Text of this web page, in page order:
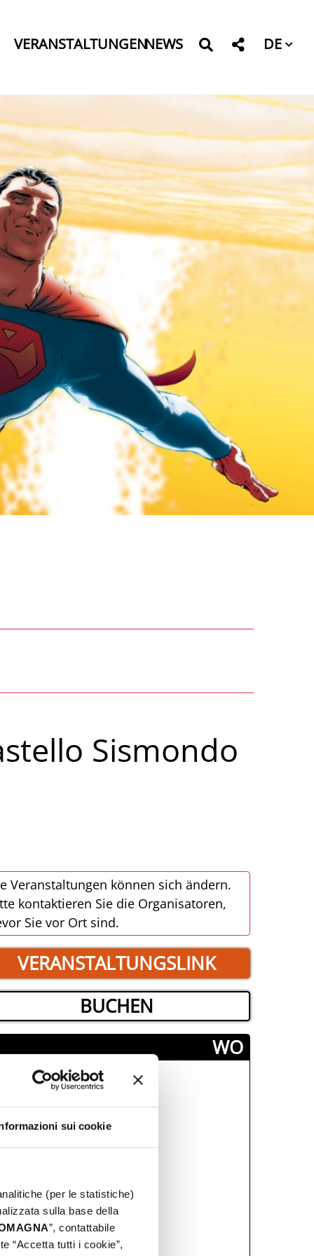
sui cookie
(per le statistiche)
sulla base della
”, contattabile
“Accetta tutti i cookie”,
VERANSTALTUNGENNEWS DE
Sismondo
Veranstaltungen können sich ändern.
kontaktieren Sie die Organisatoren,
Sie vor Ort sind.
VERANSTALTUNGSLINK
BUCHEN
­WO